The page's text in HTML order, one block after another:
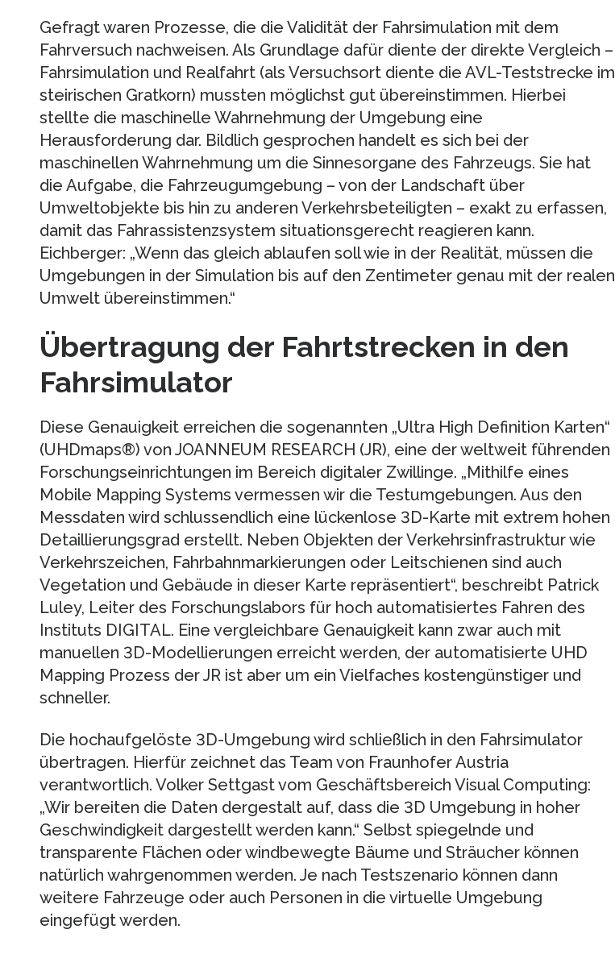
Gefragt waren Prozesse, die die Validität der Fahrsimulation mit dem
Fahrversuch nachweisen. Als Grundlage dafür diente der direkte Vergleich –
Fahrsimulation und Realfahrt (als Versuchsort diente die AVL-Teststrecke im
steirischen Gratkorn) mussten möglichst gut übereinstimmen. Hierbei
stellte die maschinelle Wahrnehmung der Umgebung eine
Herausforderung dar. Bildlich gesprochen handelt es sich bei der
maschinellen Wahrnehmung um die Sinnesorgane des Fahrzeugs. Sie hat
die Aufgabe, die Fahrzeugumgebung – von der Landschaft über
Umweltobjekte bis hin zu anderen Verkehrsbeteiligten – exakt zu erfassen,
damit das Fahrassistenzsystem situationsgerecht reagieren kann.
Eichberger: „Wenn das gleich ablaufen soll wie in der Realität, müssen die
Umgebungen in der Simulation bis auf den Zentimeter genau mit der realen
Umwelt übereinstimmen.“
Übertragung der Fahrtstrecken in den
Fahrsimulator
Diese Genauigkeit erreichen die sogenannten „Ultra High Definition Karten“
(UHDmaps®) von JOANNEUM RESEARCH (JR), eine der weltweit führenden
Forschungseinrichtungen im Bereich digitaler Zwillinge. „Mithilfe eines
Mobile Mapping Systems vermessen wir die Testumgebungen. Aus den
Messdaten wird schlussendlich eine lückenlose 3D-Karte mit extrem hohen
Detaillierungsgrad erstellt. Neben Objekten der Verkehrsinfrastruktur wie
Verkehrszeichen, Fahrbahnmarkierungen oder Leitschienen sind auch
Vegetation und Gebäude in dieser Karte repräsentiert“, beschreibt Patrick
Luley, Leiter des Forschungslabors für hoch automatisiertes Fahren des
Instituts DIGITAL. Eine vergleichbare Genauigkeit kann zwar auch mit
manuellen 3D-Modellierungen erreicht werden, der automatisierte UHD
Mapping Prozess der JR ist aber um ein Vielfaches kostengünstiger und
schneller.
Die hochaufgelöste 3D-Umgebung wird schließlich in den Fahrsimulator
übertragen. Hierfür zeichnet das Team von Fraunhofer Austria
verantwortlich. Volker Settgast vom Geschäftsbereich Visual Computing:
„Wir bereiten die Daten dergestalt auf, dass die 3D Umgebung in hoher
Geschwindigkeit dargestellt werden kann.“ Selbst spiegelnde und
transparente Flächen oder windbewegte Bäume und Sträucher können
natürlich wahrgenommen werden. Je nach Testszenario können dann
weitere Fahrzeuge oder auch Personen in die virtuelle Umgebung
eingefügt werden.